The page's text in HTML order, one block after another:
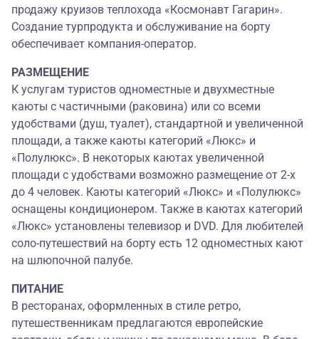
продажу круизов теплохода «Космонавт Гагарин».
Создание турпродукта и обслуживание на борту
обеспечивает компания-оператор.
РАЗМЕЩЕНИЕ
К услугам туристов одноместные и двухместные
каюты с частичными (раковина) или со всеми
удобствами (душ, туалет), стандартной и увеличенной
площади, а также каюты категорий «Люкс» и
«Полулюкс». В некоторых каютах увеличенной
площади с удобствами возможно размещение от 2-х
до 4 человек. Каюты категорий «Люкс» и «Полулюкс»
оснащены кондиционером. Также в каютах категорий
«Люкс» установлены телевизор и DVD. Для любителей
соло-путешествий на борту есть 12 одноместных кают
на шлюпочной палубе.
ПИТАНИЕ
В ресторанах, оформленных в стиле ретро,
путешественникам предлагаются европейские